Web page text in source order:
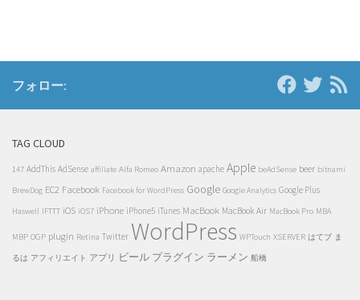
フォロー:
TAG CLOUD
147 AddThis AdSense affiliate Alfa Romeo Amazon apache Apple beAdSense beer bitnami
BrewDog EC2 Facebook Facebook for WordPress Google Google Analytics Google Plus
Haswell IFTTT iOS iOS7 iPhone iPhone5 iTunes MacBook MacBook Air MacBook Pro MBA
MBP OGP plugin Retina Twitter WordPress WPTouch XSERVER はてブ ま
るは アフィリエイト アプリ ビール プラグイン ラーメン 船橋